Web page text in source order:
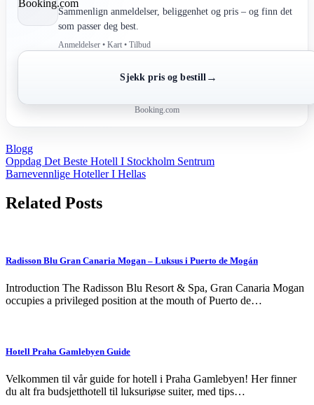
Sammenlign anmeldelser, beliggenhet og pris – og finn det
som passer deg best.
Anmeldelser • Kart • Tilbud
Sjekk pris og bestill →
Booking.com
Blogg
Post
navigation
Oppdag Det Beste Hotell I Stockholm Sentrum
Barnevennlige Hoteller I Hellas
Related Posts
Radisson Blu Gran Canaria Mogan – Luksus i Puerto de Mogán
Introduction The Radisson Blu Resort & Spa, Gran Canaria Mogan
occupies a privileged position at the mouth of Puerto de…
Hotell Praha Gamlebyen Guide
Velkommen til vår guide for hotell i Praha Gamlebyen! Her finner
du alt fra budsjetthotell til luksuriøse suiter, med tips…